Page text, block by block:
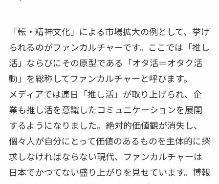
「転・精神文化」による市場拡大の例として、挙げ
られるのがファンカルチャーです。ここでは「推し
活」ならびにその原型である「オタ活＝オタク活
動」を総称してファンカルチャーと呼びます。
メディアでは連日「推し活」が取り上げられ、企
業も推し活を意識したコミュニケーションを展開
するようになりました。絶対的価値観が消失し、
個々人が自分にとって価値のあるものを主体的に探
求しなければならない現代、ファンカルチャーは
日本でかつてない盛り上がりを見せています。博報